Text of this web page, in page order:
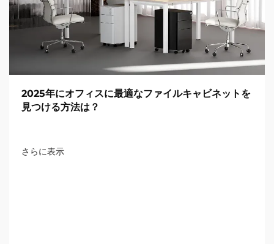
2025年にオフィスに最適なファイルキャビネットを
見つける方法は？
さらに表示